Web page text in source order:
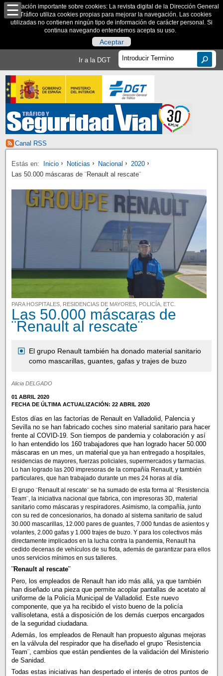
Información importante sobre cookies: La revista digital de la Dirección General
de Tráfico utiliza cookies propias para mejorar la navegación. Las cookies
utilizadas no contienen ningún tipo de información de carácter personal. Si
continua navegando entendemos acepta su uso.
Aceptar
Ir a la DGT
Canal RSS
Estás en: Inicio Noticias Nacional
2020
Las 50.000 máscaras de ¨Renault al rescate¨
PARA HOSPITALES, RESIDENCIAS DE MAYORES, POLICÍA, ETC.
Las 50.000 máscaras de
¨Renault al rescate¨
El grupo Renault también ha donado material sanitario
como mascarillas, guantes, gafas y trajes de buzo
Alicia DELGADO
01 ABRIL 2020
FECHA DE ÚLTIMA ACTUALIZACIÓN: 22 ABRIL 2020
Estos días en las factorías de Renault en Valladolid, Palencia y
Sevilla no se han fabricado coches sino material sanitario para hacer
frente al COVID-19. Son tiempos de pandemia y colaboración y así
lo han entendido los 160 trabajadores que han logrado hacer 50.000
máscaras en un mes, un material que ya han entregado a hospitales,
residencias de mayores, fuerzas policiales, supermercados y farmacias.
Lo han logrado las 200 impresoras de la compañía Renault, y también
particulares, que han trabajado durante un mes 24 horas al día.
El grupo ¨Renault al rescate¨ se ha sumado de esta forma al ¨Resistencia
Team¨, la iniciativa nacional que fabrica, con impresoras 3D, material
sanitario como máscaras y respiradores. Asimismo, la compañía, junto
con su red de concesionarios, ha donado al sistema sanitario de salud
30.000 mascarillas, 12.000 pares de guantes, 7.000 fundas de asientos y
volantes, 2.000 gafas y 1.000 trajes de buzo. Y para los colectivos más
directamente implicados en la lucha contra la pandemia, Renault ha
cedido decenas de vehículos de su flota, además de garantizar para ellos
unos servicios mínimos en sus talleres.
¨Renault al rescate¨
Pero, los empleados de Renault han ido más allá, ya que también
han diseñado una pieza que permite acoplar pantallas de acetato al
uniforme de la Policía Municipal de Valladolid. Este nuevo
componente, que ya ha recibido el visto bueno de la policía
vallisoletana, está a disposición de los demás cuerpos encargados
de la seguridad ciudadana.
Además, los empleados de Renault han propuesto algunas mejoras
en la válvula del respirador que ha diseñado el grupo ¨Resistencia
Team¨, cambios que están pendientes de la validación del Ministerio
de Sanidad.
Todas estas iniciativas han despertado el interés de otros puntos de